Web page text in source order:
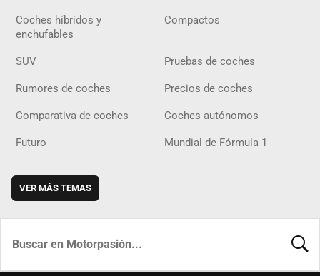
Coches híbridos y
enchufables
Compactos
SUV Pruebas de coches
Rumores de coches Precios de coches
Comparativa de coches Coches autónomos
Futuro Mundial de Fórmula 1
VER MÁS TEMAS